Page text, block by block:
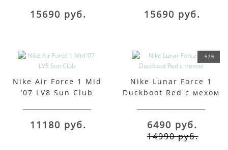
15690 руб. 15690 руб.
Nike Air Force 1 Mid
’07 LV8 Sun Club
11180 руб.
-57%
Nike Lunar Force 1
Duckboot Red с мехом
6490 руб.
14990 руб.